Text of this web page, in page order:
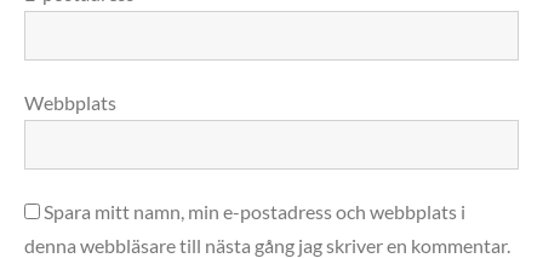
Webbplats
Spara mitt namn, min e-postadress och webbplats i
denna webbläsare till nästa gång jag skriver en kommentar.